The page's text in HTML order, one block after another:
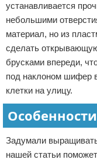
устанавливается
небольшими
материал, но из
сделать
брусками впереди,
под наклоном шифер
клетки на улицу.
Задумали
нашей статьи